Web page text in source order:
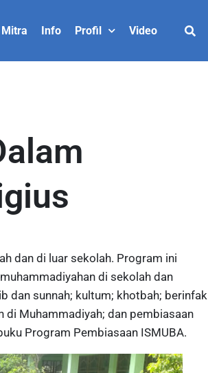
Mitra Info Profil Video
dan di luar sekolah. Program ini
di sekolah dan
dan sunnah; kultum; khotbah; berinfak
di Muhammadiyah; dan pembiasaan
Program Pembiasaan ISMUBA.